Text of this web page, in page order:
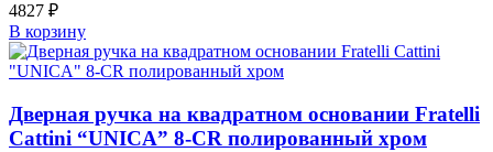
4827 ₽
В корзину
Дверная ручка на квадратном основании Fratelli
Cattini “UNICA” 8-CR полированный хром